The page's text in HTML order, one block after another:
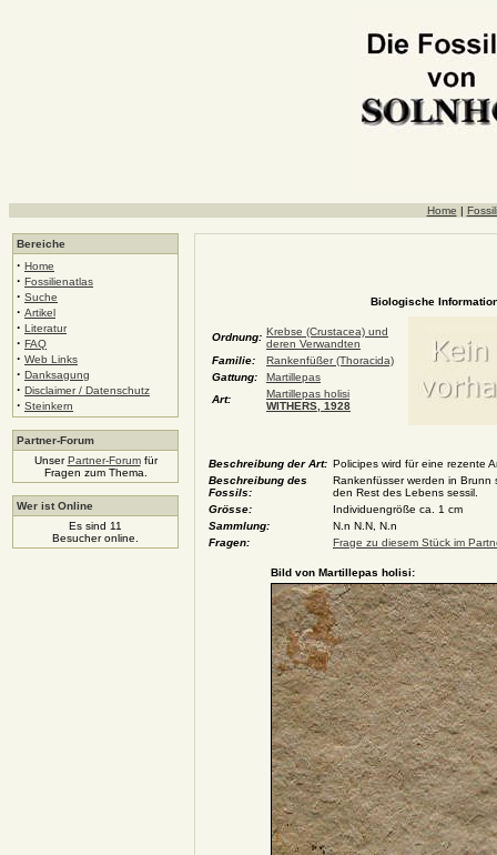
Home |
Bereiche
· Home
· Fossilienatlas
· Suche
· Artikel
· Literatur
· FAQ
· Web Links
· Danksagung
· Disclaimer / Datenschutz
· Steinkern
Partner-Forum
UnserPartner-Forumfür
Fragen zum Thema.
Wer ist Online
Es sind 11
Besucher online.
Biologische
Ordnung: Krebse (Crustacea) und
deren Verwandten
Familie:
Rankenfüßer (Thoracida)
Gattung:
Martillepas
Art:
Martillepas holisi
WITHERS, 1928
Beschreibung der Art: Policipes wird für eine rezente
Beschreibung des
Fossils:
Rankenfüsser werden in
den Rest des Lebens sessil.
Grösse:
Individuengröße ca. 1 cm
Sammlung:
N.n N.N, N.n
Fragen:
Frage zu diesem Stück im
Bild von Martillepas holisi: